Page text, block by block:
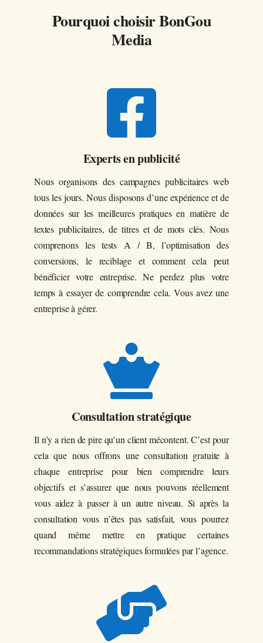
Pourquoi choisir BonGou
Media

Experts en publicité
Nous organisons des campagnes publicitaires web
tous les jours. Nous disposons d’une expérience et de
données sur les meilleures pratiques en matière de
textes publicitaires, de titres et de mots clés. Nous
comprenons les tests A / B, l’optimisation des
conversions, le reciblage et comment cela peut
bénéficier votre entreprise. Ne perdez plus votre
temps à essayer de comprendre cela. Vous avez une
entreprise à gérer.

Consultation stratégique
Il n’y a rien de pire qu’un client mécontent. C’est pour
cela que nous offrons une consultation gratuite à
chaque entreprise pour bien comprendre leurs
objectifs et s’assurer que nous pouvons réellement
vous aidez à passer à un autre niveau. Si après la
consultation vous n’êtes pas satisfait, vous pourrez
quand même mettre en pratique certaines
recommandations stratégiques formulées par l’agence.
